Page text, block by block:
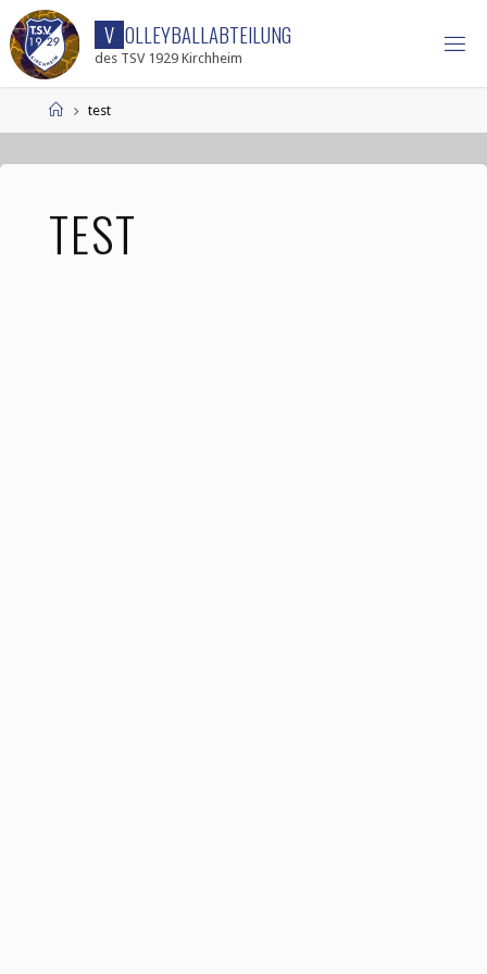
V OLLEYBALLABTEILUNG
des TSV 1929 Kirchheim
test
TEST